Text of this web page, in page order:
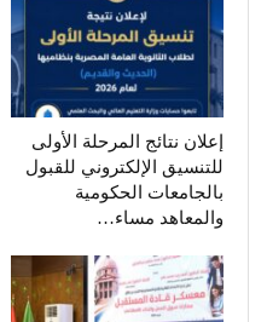
إعلان نتائج المرحلة الأولى
للتنسيق الإلكتروني للقبول
بالجامعات الحكومية
والمعاهد مساء…